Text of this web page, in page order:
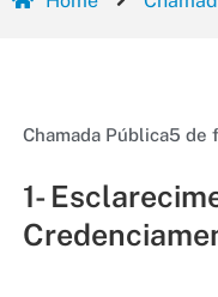
Chamada Pública5 de
1-